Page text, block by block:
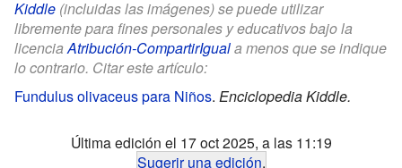
Kiddle (incluidas las imágenes) se puede utilizar
libremente para fines personales y educativos bajo la
licenciaAtribución-CompartirIguala menos que se indique
lo contrario. Citar este artículo:
Fundulus olivaceus para Niños. Enciclopedia Kiddle.
Última edición el 17 oct 2025, a las 11:19
Sugerir una edición.